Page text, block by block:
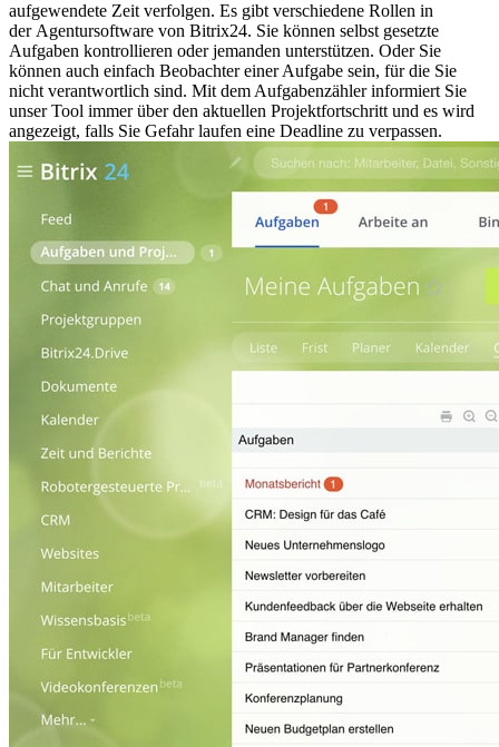
aufgewendete Zeit verfolgen. Es gibt verschiedene Rollen in
der Agentursoftware von Bitrix24. Sie können selbst gesetzte
Aufgaben kontrollieren oder jemanden unterstützen. Oder Sie
können auch einfach Beobachter einer Aufgabe sein, für die Sie
nicht verantwortlich sind. Mit dem Aufgabenzähler informiert Sie
unser Tool immer über den aktuellen Projektfortschritt und es wird
angezeigt, falls Sie Gefahr laufen eine Deadline zu verpassen.